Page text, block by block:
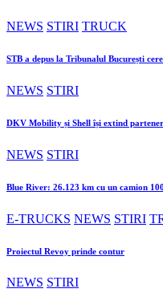
NEWS STIRI TRUCK
STB a depus la Tribunalul București
NEWS STIRI
DKV Mobility și Shell își extind
NEWS STIRI
Blue River: 26.123 km cu un camion
E-TRUCKS NEWS STIRI
Proiectul Revoy prinde contur
NEWS STIRI